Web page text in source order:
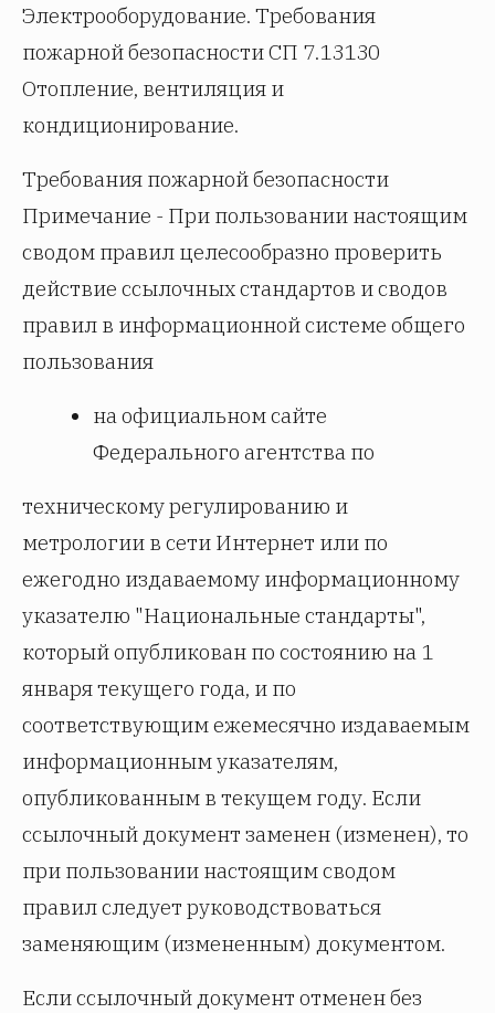
Электрооборудование. Требования
пожарной безопасности СП 7.13130
Отопление, вентиляция и
кондиционирование.
Требования пожарной безопасности
Примечание - При пользовании настоящим
сводом правил целесообразно проверить
действие ссылочных стандартов и сводов
правил в информационной системе общего
пользования
на официальном сайте
Федерального агентства по
техническому регулированию и
метрологии в сети Интернет или по
ежегодно издаваемому информационному
указателю "Национальные стандарты",
который опубликован по состоянию на 1
января текущего года, и по
соответствующим ежемесячно издаваемым
информационным указателям,
опубликованным в текущем году. Если
ссылочный документ заменен (изменен), то
при пользовании настоящим сводом
правил следует руководствоваться
заменяющим (измененным) документом.
Если ссылочный документ отменен без